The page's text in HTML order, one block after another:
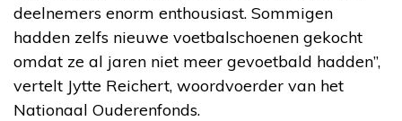
deelnemers enorm enthousiast. Sommigen
hadden zelfs nieuwe voetbalschoenen gekocht
omdat ze al jaren niet meer gevoetbald hadden”,
vertelt Jytte Reichert, woordvoerder van het
Nationaal Ouderenfonds.